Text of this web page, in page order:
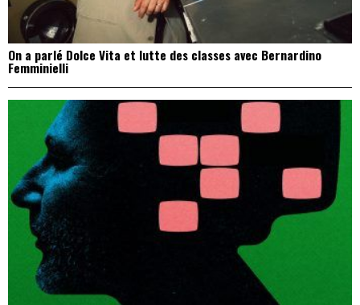
On a parlé Dolce Vita et lutte des classes avec Bernardino
Femminielli